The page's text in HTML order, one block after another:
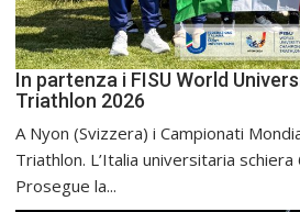
In partenza i FISU World
Triathlon 2026
A Nyon (Svizzera) i Campionati
Triathlon. L’Italia universitaria
Prosegue la...